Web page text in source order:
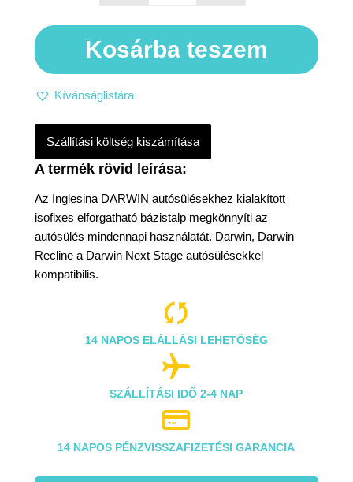
Az Inglesina DARWIN autósülésekhez kialakított
isofixes elforgatható bázistalp megkönnyíti az
autósülés mindennapi használatát. Darwin, Darwin
Recline a Darwin Next Stage autósülésekkel
kompatibilis.
Kosárba teszem
Kívánságlistára
Szállítási költség kiszámítása

14 NAPOS ELÁLLÁSI LEHETŐSÉG

SZÁLLÍTÁSI IDŐ 2-4 NAP

14 NAPOS PÉNZVISSZAFIZETÉSI GARANCIA